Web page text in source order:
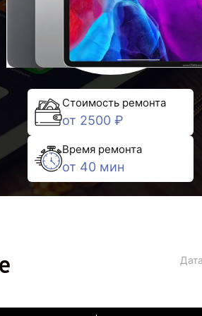
Стоимость ремонта
от 2500 ₽
Время ремонта
от 40 мин